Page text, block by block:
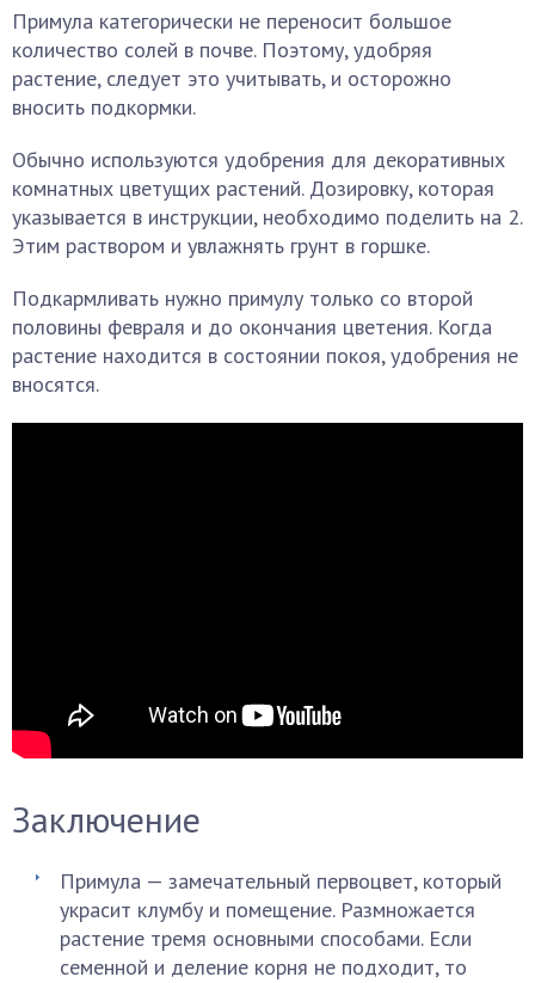
Примула категорически не переносит большое
количество солей в почве. Поэтому, удобряя
растение, следует это учитывать, и осторожно
вносить подкормки.
Обычно используются удобрения для декоративных
комнатных цветущих растений. Дозировку, которая
указывается в инструкции, необходимо поделить на 2.
Этим раствором и увлажнять грунт в горшке.
Подкармливать нужно примулу только со второй
половины февраля и до окончания цветения. Когда
растение находится в состоянии покоя, удобрения не
вносятся.
Заключение
Примула — замечательный первоцвет, который
украсит клумбу и помещение. Размножается
растение тремя основными способами. Если
семенной и деление корня не подходит, то